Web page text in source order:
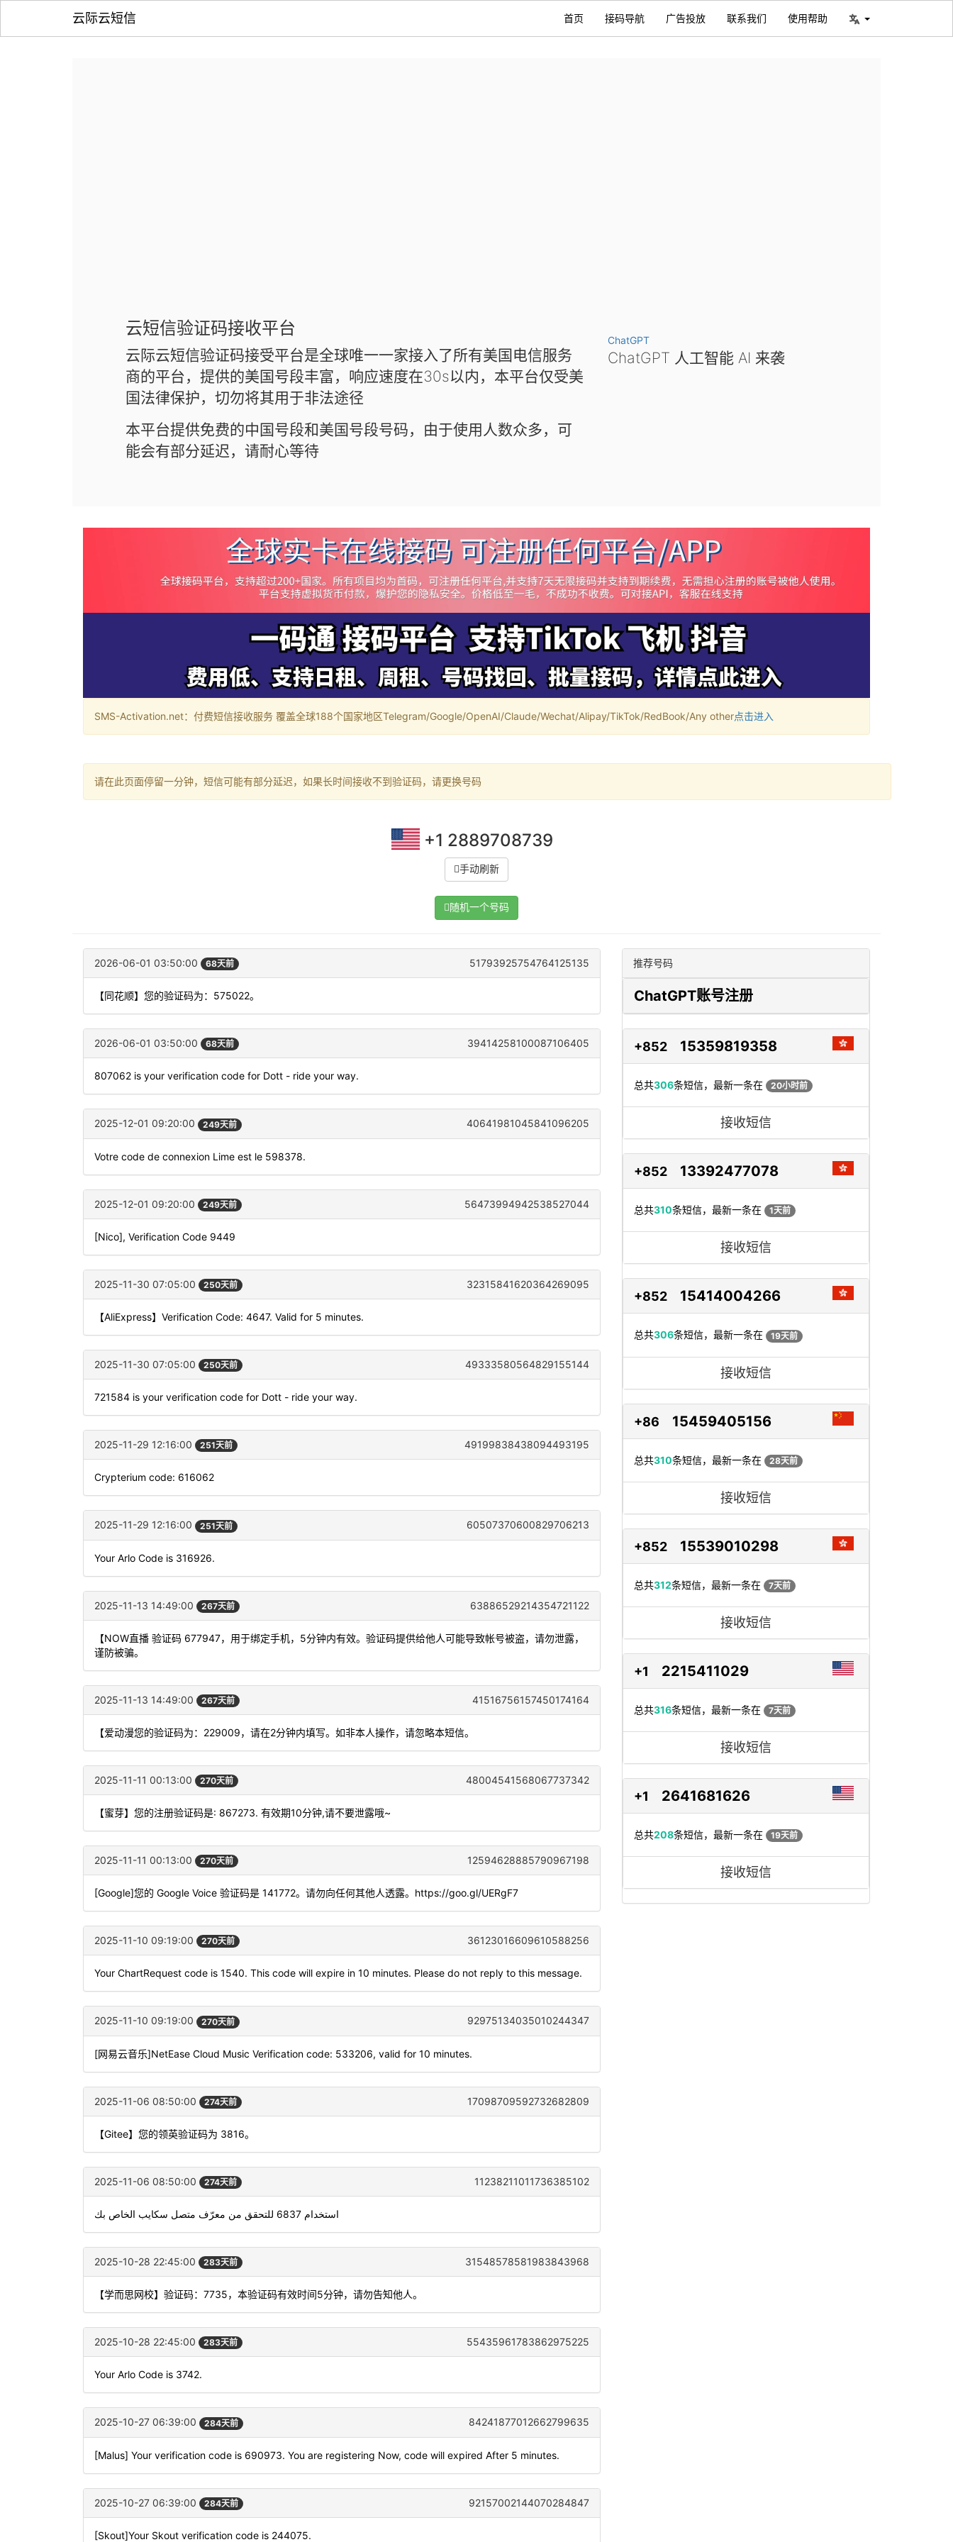
云际云短信 首页 接码导航 广告投放 联系我们 使用帮助
云短信验证码接收平台
云际云短信验证码接受平台是全球唯一一家接入了所有美国电信服务
商的平台，提供的美国号段丰富，响应速度在30s以内，本平台仅受美
国法律保护，切勿将其用于非法途径
本平台提供免费的中国号段和美国号段号码，由于使用人数众多，可
能会有部分延迟，请耐心等待
ChatGPT
ChatGPT 人工智能 AI 来袭
SMS-Activation.net：付费短信接收服务 覆盖全球188个国家地区Telegram/Google/OpenAI/Claude/Wechat/Alipay/TikTok/RedBook/Any other点击进入
请在此页面停留一分钟，短信可能有部分延迟，如果长时间接收不到验证码，请更换号码
+1 2889708739
手动刷新
随机一个号码
2026-06-01 03:50:00 68天前 51793925754764125135
【同花顺】您的验证码为：575022。
2026-06-01 03:50:00 68天前 39414258100087106405
807062 is your verification code for Dott - ride your way.
2025-12-01 09:20:00 249天前 40641981045841096205
Votre code de connexion Lime est le 598378.
2025-12-01 09:20:00 249天前 56473994942538527044
[Nico], Verification Code 9449
2025-11-30 07:05:00 250天前 32315841620364269095
【AliExpress】Verification Code: 4647. Valid for 5 minutes.
2025-11-30 07:05:00 250天前 49333580564829155144
721584 is your verification code for Dott - ride your way.
2025-11-29 12:16:00 251天前 49199838438094493195
Crypterium code: 616062
2025-11-29 12:16:00 251天前 60507370600829706213
Your Arlo Code is 316926.
2025-11-13 14:49:00 267天前 63886529214354721122
【NOW直播 验证码 677947，用于绑定手机，5分钟内有效。验证码提供给他人可能导致帐号被盗，请勿泄露，
谨防被骗。
2025-11-13 14:49:00 267天前 41516756157450174164
【爱动漫您的验证码为：229009，请在2分钟内填写。如非本人操作，请忽略本短信。
2025-11-11 00:13:00 270天前 48004541568067737342
【蜜芽】您的注册验证码是: 867273. 有效期10分钟,请不要泄露哦~
2025-11-11 00:13:00 270天前 12594628885790967198
[Google]您的 Google Voice 验证码是 141772。请勿向任何其他人透露。https://goo.gl/UERgF7
2025-11-10 09:19:00 270天前 36123016609610588256
Your ChartRequest code is 1540. This code will expire in 10 minutes. Please do not reply to this message.
2025-11-10 09:19:00 270天前 92975134035010244347
[网易云音乐]NetEase Cloud Music Verification code: 533206, valid for 10 minutes.
2025-11-06 08:50:00 274天前 17098709592732682809
【Gitee】您的领英验证码为 3816。
2025-11-06 08:50:00 274天前 11238211011736385102
استخدام 6837 للتحقق من معرّف متصل سكايب الخاص بك
2025-10-28 22:45:00 283天前 31548578581983843968
【学而思网校】验证码：7735，本验证码有效时间5分钟，请勿告知他人。
2025-10-28 22:45:00 283天前 55435961783862975225
Your Arlo Code is 3742.
2025-10-27 06:39:00 284天前 84241877012662799635
[Malus] Your verification code is 690973. You are registering Now, code will expired After 5 minutes.
2025-10-27 06:39:00 284天前 92157002144070284847
[Skout]Your Skout verification code is 244075.
推荐号码
ChatGPT账号注册
+852 15359819358
总共306条短信，最新一条在 20小时前
接收短信
+852 13392477078
总共310条短信，最新一条在 1天前
接收短信
+852 15414004266
总共306条短信，最新一条在 19天前
接收短信
+86 15459405156
总共310条短信，最新一条在 28天前
接收短信
+852 15539010298
总共312条短信，最新一条在 7天前
接收短信
+1 2215411029
总共316条短信，最新一条在 7天前
接收短信
+1 2641681626
总共208条短信，最新一条在 19天前
接收短信